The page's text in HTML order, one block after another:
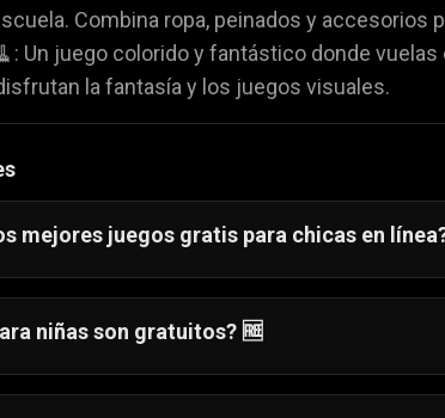
Combina ropa, peinados y accesorios
Un juego colorido y fantástico donde
la fantasía y los juegos visuales.
mejores juegos gratis para chicas en
gran variedad de juegos gratuitos, como:
👗
niñas son gratuitos? 🆓
para niñas disponibles en Gamezop